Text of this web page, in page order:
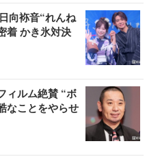
向袮音“れんね
着 かき氷対決
ィルム絶賛 “ボ
なことをやらせ